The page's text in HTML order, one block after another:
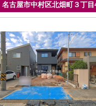
名古屋市中村区北畑町３丁